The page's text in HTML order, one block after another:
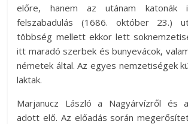
előre, hanem az utánam katonák
felszabadulás (1686. október 23.)
többség mellett ekkor lett
itt maradó szerbek és bunyevácok,
németek által. Az egyes nemzetiségek
laktak.
Marjanucz László a Nagyárvízről és
adott elő. Az előadás során